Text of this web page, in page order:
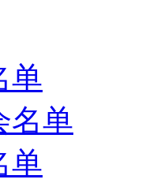
单
名单
单